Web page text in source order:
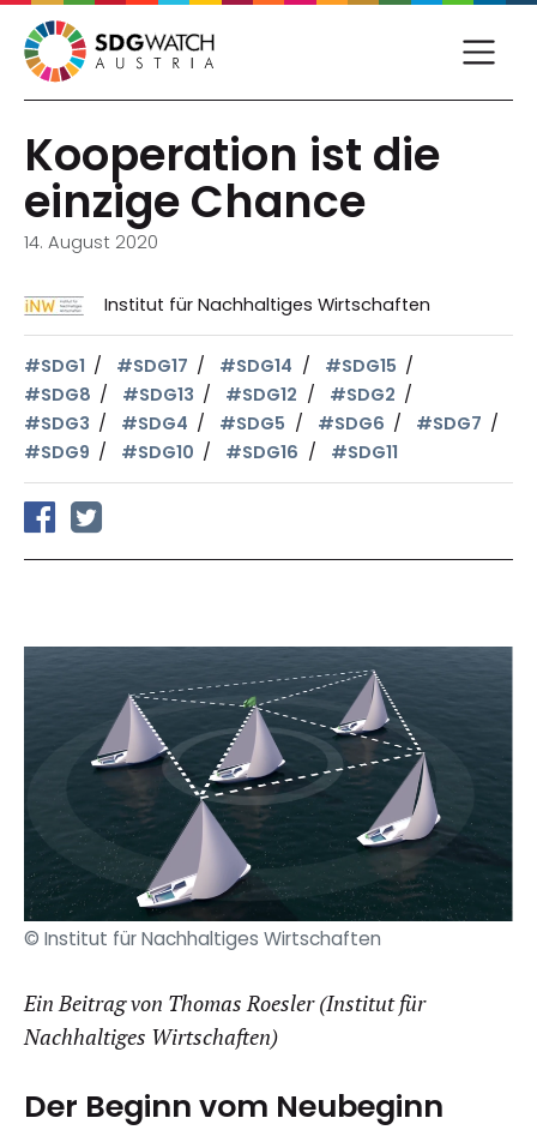
Kooperation ist die
einzige Chance
14. August 2020
Institut für Nachhaltiges Wirtschaften
#SDG1 #SDG17 #SDG14
#SDG15
#SDG8
#SDG13 #SDG12
#SDG2
#SDG3
#SDG4 #SDG5 #SDG6
#SDG7
#SDG9
#SDG10 #SDG16 #SDG11
auf Facebook teilen
auf Twitter teilen
© Institut für Nachhaltiges Wirtschaften
Ein Beitrag von Thomas Roesler (Institut für
Nachhaltiges Wirtschaften)
Der Beginn vom Neubeginn